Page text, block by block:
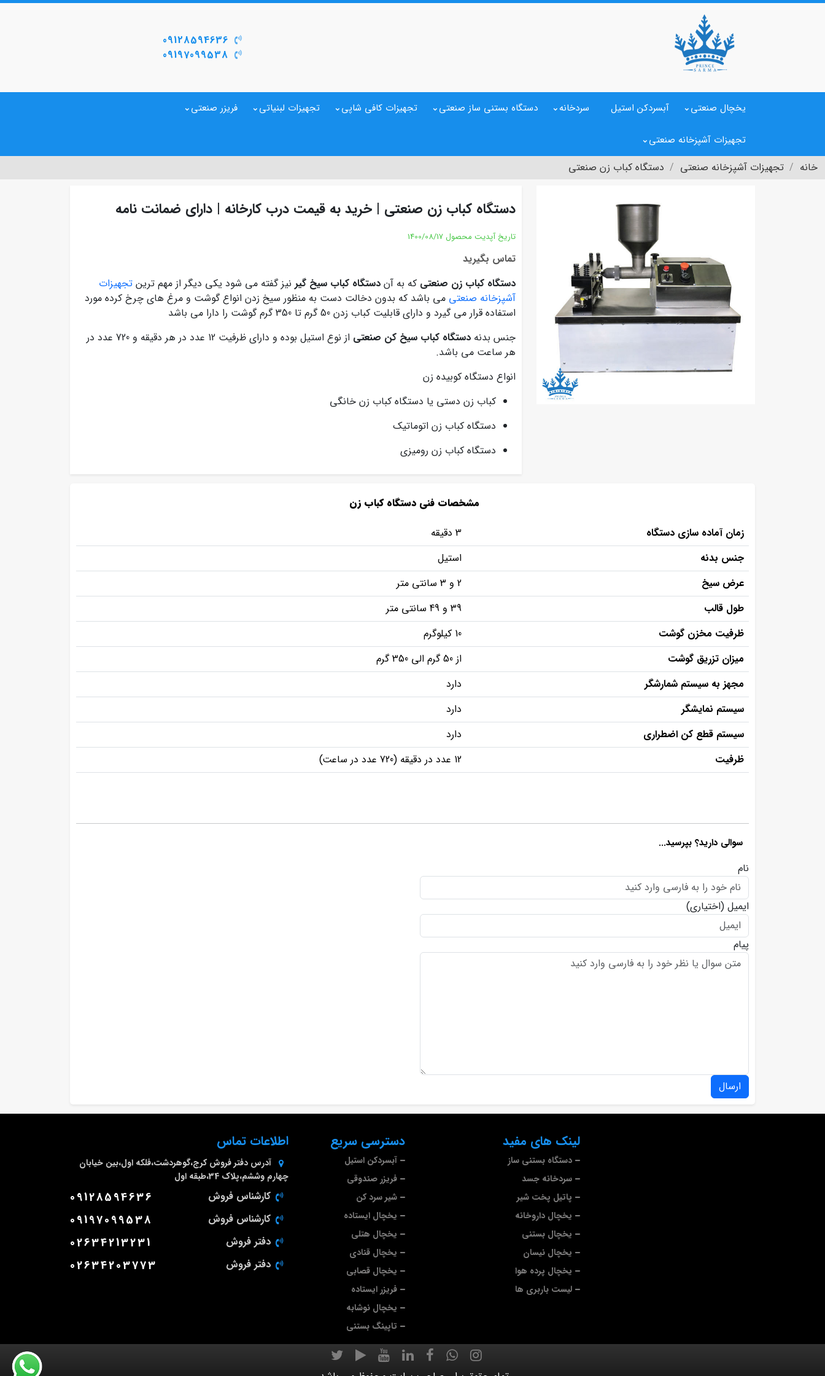
09128594636
09197099538
یخچال صنعتی آبسردکن استیل سردخانه دستگاه بستنی ساز صنعتی تجهیزات کافی شاپی تجهیزات لبنیاتی فریزر صنعتی
تجهیزات آشپزخانه صنعتی
خانه تجهیزات آشپزخانه صنعتی دستگاه کباب زن صنعتی
دستگاه کباب زن صنعتی | خرید به قیمت درب کارخانه | دارای ضمانت نامه
تاریخ آپدیت محصول 1400/08/17
تماس بگیرید
دستگاه کباب زن صنعتی که به آن دستگاه کباب سیخ گیر نیز گفته می شود یکی دیگر از مهم ترین تجهیزات
آشپزخانه صنعتی می باشد که بدون دخالت دست به منظور سیخ زدن انواع گوشت و مرغ های چرخ کرده مورد
استفاده قرار می گیرد و دارای قابلیت کباب زدن 50 گرم تا 350 گرم گوشت را دارا می باشد
جنس بدنه دستگاه کباب سیخ کن صنعتی
از نوع استیل بوده و دارای ظرفیت 12 عدد در هر دقیقه و 720 عدد در
هر ساعت می باشد.
انواع دستگاه کوبیده زن
کباب زن دستی یا دستگاه کباب زن خانگی
دستگاه کباب زن اتوماتیک
دستگاه کباب زن رومیزی
مشخصات فنی دستگاه کباب زن
زمان آماده سازی دستگاه
3 دقیقه
جنس بدنه
استیل
عرض سیخ
2 و 3 سانتی متر
طول قالب
39 و 49 سانتی متر
ظرفیت مخزن گوشت
10 کیلوگرم
میزان تزریق گوشت
از 50 گرم الی 350 گرم
مجهز به سیستم شمارشگر
دارد
سیستم نمایشگر
دارد
سیستم قطع کن اضطراری
دارد
ظرفیت
12 عدد در دقیقه (720 عدد در ساعت)
سوالی دارید؟ بپرسید...
نام
ایمیل (اختیاری)
پیام
ارسال
لینک های مفید
دستگاه بستنی ساز
سردخانه جسد
پاتیل پخت شیر
یخچال داروخانه
یخچال بستنی
یخچال نیسان
یخچال پرده هوا
لیست باربری ها
دسترسی سریع
آبسردکن استیل
فریزر صندوقی
شیر سرد کن
یخچال ایستاده
یخچال هتلی
یخچال قنادی
یخچال قصابی
فریزر ایستاده
یخچال نوشابه
تاپینگ بستنی
اطلاعات تماس
آدرس دفتر فروش کرج،گوهردشت،فلکه اول،بین خیابان
چهارم وششم،پلاک 34،طبقه اول
کارشناس فروش 09128594636
کارشناس فروش 09197099538
دفتر فروش 02634213231
دفتر فروش 02634203773